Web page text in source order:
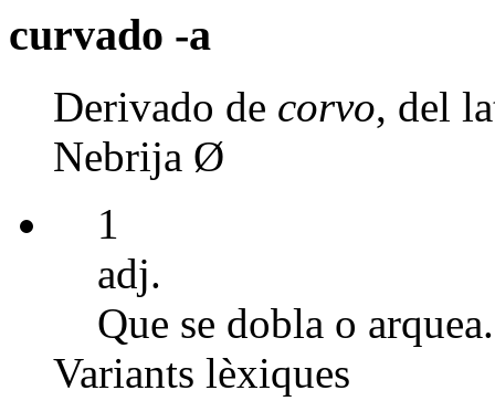
curvado -a
Derivado de corvo, del
Nebrija Ø
1
adj.
Que se dobla o arquea.
Variants lèxiques